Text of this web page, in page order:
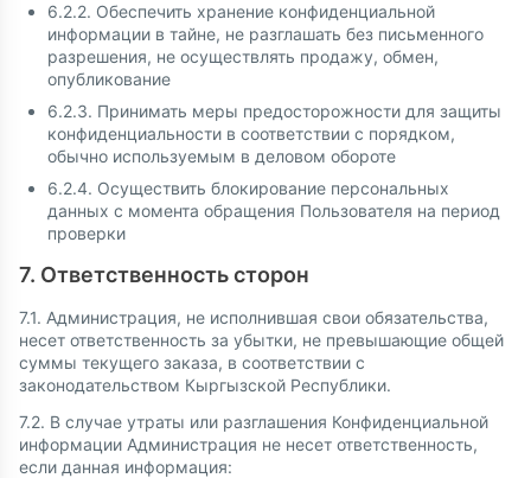
6.2.2. Обеспечить хранение конфиденциальной
информации в тайне, не разглашать без письменного
разрешения, не осуществлять продажу, обмен,
опубликование
6.2.3. Принимать меры предосторожности для защиты
конфиденциальности в соответствии с порядком,
обычно используемым в деловом обороте
6.2.4. Осуществить блокирование персональных
данных с момента обращения Пользователя на период
проверки
7. Ответственность сторон
7.1. Администрация, не исполнившая свои обязательства,
несет ответственность за убытки, не превышающие общей
суммы текущего заказа, в соответствии с
законодательством Кыргызской Республики.
7.2. В случае утраты или разглашения Конфиденциальной
информации Администрация не несет ответственность,
если данная информация: